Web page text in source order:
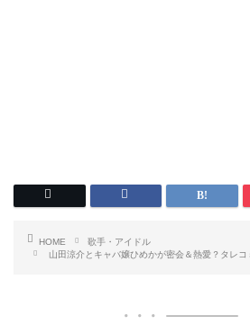
HOME
歌手・アイドル
山田涼介とキャバ嬢ひめかが密会＆熱愛？タレコ